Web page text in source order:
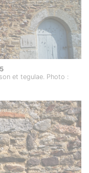
et tegulae. Photo :